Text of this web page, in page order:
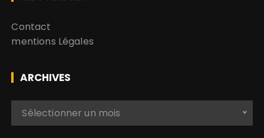
Contact
mentions Légales
ARCHIVES
Sélectionner un mois